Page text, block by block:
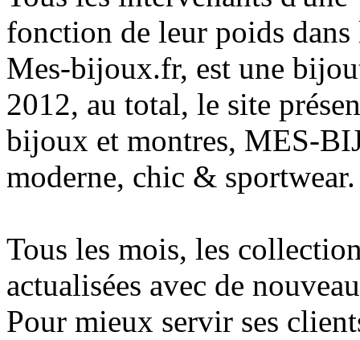
fonction de leur poids dans
Mes-bijoux.fr, est une
2012, au total, le site
bijoux et montres, MES-
moderne, chic & sportwear.
Tous les mois, les
actualisées avec de
Pour mieux servir ses